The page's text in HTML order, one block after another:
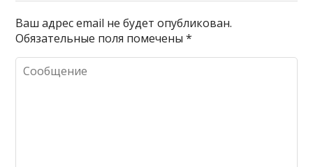
Ваш адрес email не будет опубликован.
Обязательные поля помечены*